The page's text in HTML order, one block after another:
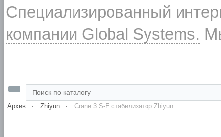
Специализированный
компании Global Systems.
Архив Zhiyun Crane 3 S-E стабилизатор Zhiyun